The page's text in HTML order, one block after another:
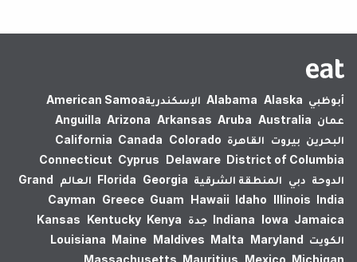
أبوظبي Alabama Alaska الإسكندرية‎American Samoa
عمان
Anguilla Arizona Arkansas Aruba Australia
البحرين بيروت القاهرة California Canada Colorado
Connecticut Cyprus Delaware District of Columbia
الدوحة دبي المنطقة الشرقية Florida Georgia العالم
Grand
Cayman Greece Guam Hawaii Idaho Illinois India
Indiana Iowa Jamaica جدة Kansas Kentucky Kenya
الكويت
Louisiana Maine Maldives Malta Maryland